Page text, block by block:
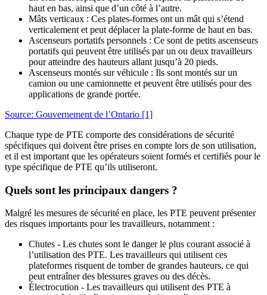
haut en bas, ainsi que d’un côté à l’autre.
Mâts verticaux : Ces plates-formes ont un mât qui s’étend
verticalement et peut déplacer la plate-forme de haut en bas.
Ascenseurs portatifs personnels : Ce sont de petits ascenseurs
portatifs qui peuvent être utilisés par un ou deux travailleurs
pour atteindre des hauteurs allant jusqu’à 20 pieds.
Ascenseurs montés sur véhicule : Ils sont montés sur un
camion ou une camionnette et peuvent être utilisés pour des
applications de grande portée.
Source: Gouvernement de l’Ontario [1]
Chaque type de PTE comporte des considérations de sécurité
spécifiques qui doivent être prises en compte lors de son utilisation,
et il est important que les opérateurs soient formés et certifiés pour le
type spécifique de PTE qu’ils utiliseront.
Quels sont les principaux dangers ?
Malgré les mesures de sécurité en place, les PTE peuvent présenter
des risques importants pour les travailleurs, notamment :
Chutes - Les chutes sont le danger le plus courant associé à
l’utilisation des PTE. Les travailleurs qui utilisent ces
plateformes risquent de tomber de grandes hauteurs, ce qui
peut entraîner des blessures graves ou des décès.
Électrocution - Les travailleurs qui utilisent des PTE à